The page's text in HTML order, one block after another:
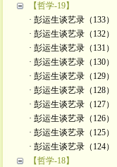
【哲学-19】
· 彭运生谈艺录（133）
· 彭运生谈艺录（132）
· 彭运生谈艺录（131）
· 彭运生谈艺录（130）
· 彭运生谈艺录（129）
· 彭运生谈艺录（128）
· 彭运生谈艺录（127）
· 彭运生谈艺录（126）
· 彭运生谈艺录（125）
· 彭运生谈艺录（124）
【哲学-18】